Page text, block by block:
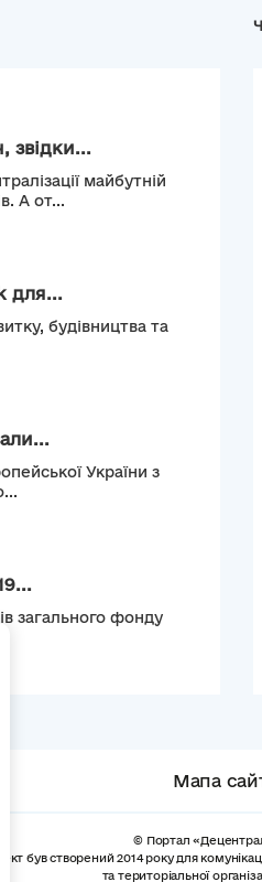
звідки...
майбутній
А от...
для...
будівництва та
України з
загального фонду
Мапа
© Портал
був створений 2014 року для
та територіальної